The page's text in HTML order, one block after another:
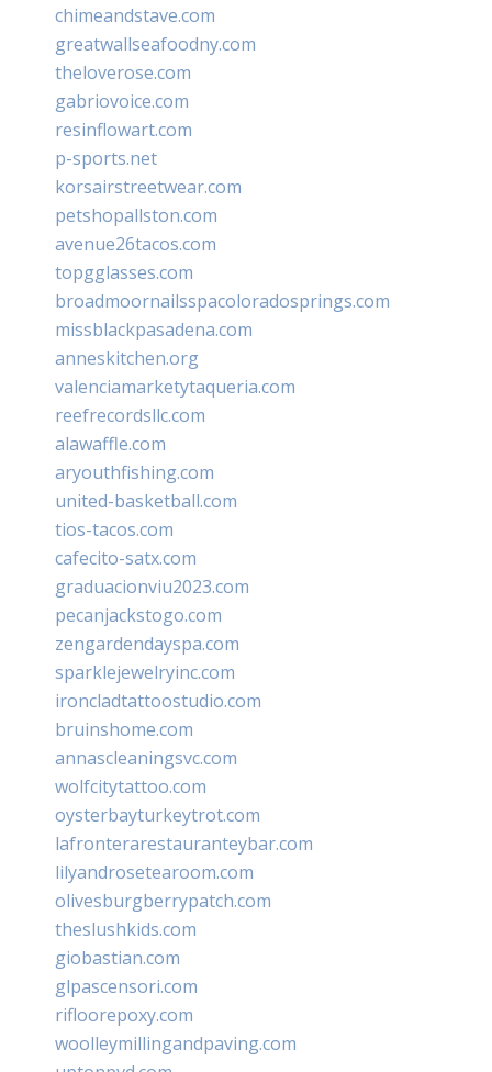
chimeandstave.com
greatwallseafoodny.com
theloverose.com
gabriovoice.com
resinflowart.com
p-sports.net
korsairstreetwear.com
petshopallston.com
avenue26tacos.com
topgglasses.com
broadmoornailsspacoloradosprings.com
missblackpasadena.com
anneskitchen.org
valenciamarketytaqueria.com
reefrecordsllc.com
alawaffle.com
aryouthfishing.com
united-basketball.com
tios-tacos.com
cafecito-satx.com
graduacionviu2023.com
pecanjackstogo.com
zengardendayspa.com
sparklejewelryinc.com
ironcladtattoostudio.com
bruinshome.com
annascleaningsvc.com
wolfcitytattoo.com
oysterbayturkeytrot.com
lafronterarestauranteybar.com
lilyandrosetearoom.com
olivesburgberrypatch.com
theslushkids.com
giobastian.com
glpascensori.com
rifloorepoxy.com
woolleymillingandpaving.com